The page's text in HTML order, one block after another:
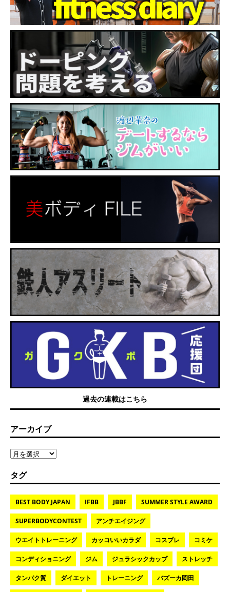
過去の連載はこちら
アーカイブ
タグ
BEST BODY JAPAN IFBB JBBF SUMMER STYLE AWARD
SUPERBODYCONTEST アンチエイジング
ウエイトトレーニング カッコいいカラダ コスプレ コミケ
コンディショニング ジム ジュラシックカップ ストレッチ
タンパク質 ダイエット トレーニング バズーカ岡田